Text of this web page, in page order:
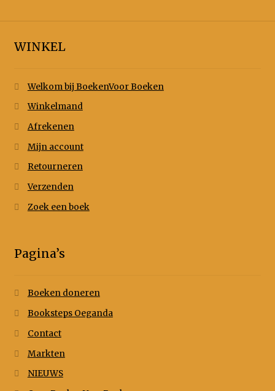
WINKEL
Welkom bij BoekenVoor Boeken
Winkelmand
Afrekenen
Mijn account
Retourneren
Verzenden
Zoek een boek
Pagina’s
Boeken doneren
Booksteps Oeganda
Contact
Markten
NIEUWS